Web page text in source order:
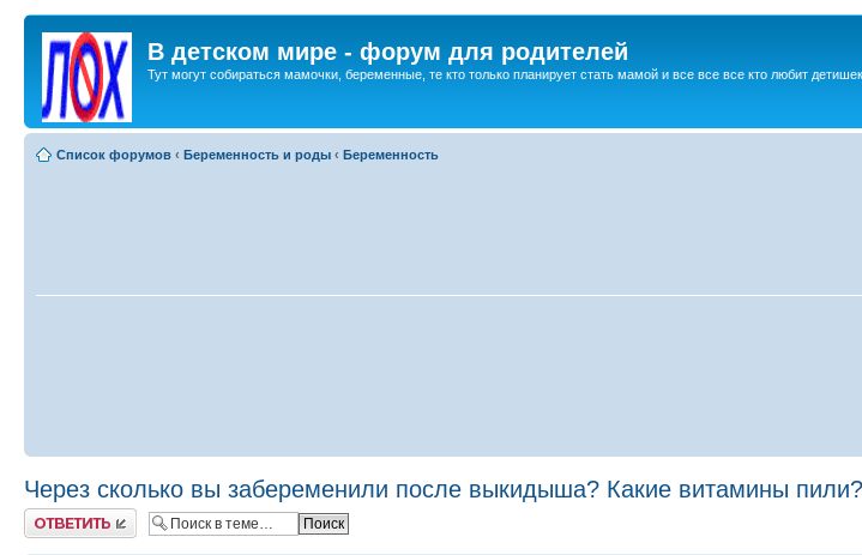
В детском мире - форум для родителей
Тут могут собираться мамочки, беременные, те кто только планирует стать мамой и все все все кто любит
Список форумов ‹ Беременность и роды ‹ Беременность
Через сколько вы забеременили после выкидыша? Какие витамины пили?
Ответить